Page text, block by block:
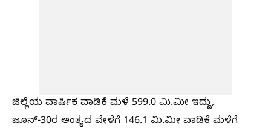
ಜಿಲ್ಲೆಯ ವಾರ್ಷಿಕ ವಾಡಿಕೆ ಮಳೆ 599.0 ಮಿ.ಮೀ ಇದ್ದು,
ಜೂನ್-30ರ ಅಂತ್ಯದ ವೇಳೆಗೆ 146.1 ಮಿ.ಮೀ ವಾಡಿಕೆ ಮಳೆಗೆ